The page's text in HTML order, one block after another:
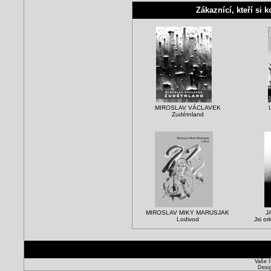
Zákaznící, kteří si
MIROSLAV VÁCLAVEK
Zudétnland
MIROSLAV MIKY MARUSJAK
Lodivod
Jsi
Vaše